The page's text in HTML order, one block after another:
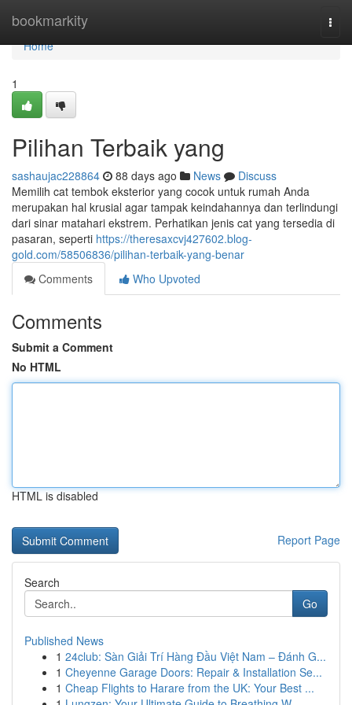
bookmarkity
Home
Home
1
Pilihan Terbaik yang
sashaujac228864 88 days ago News
Discuss
Memilih cat tembok eksterior yang cocok untuk rumah Anda
merupakan hal krusial agar tampak keindahannya dan terlindungi
dari sinar matahari ekstrem. Perhatikan jenis cat yang tersedia di
pasaran, seperti https://theresaxcvj427602.blog-
gold.com/58506836/pilihan-terbaik-yang-benar
Comments
Who Upvoted
Comments
Submit a Comment
No HTML
HTML is disabled
Report Page
Search
Go
Published News
1 24club: Sàn Giải Trí Hàng Đầu Việt Nam – Đánh G...
1 Cheyenne Garage Doors: Repair & Installation Se...
1 Cheap Flights to Harare from the UK: Your Best ...